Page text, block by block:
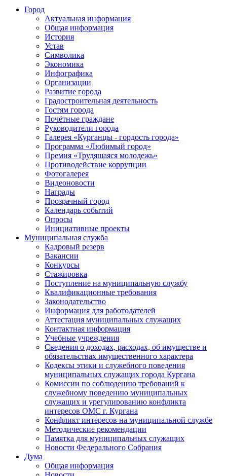
Город
Актуальная информация
Общая информация
История
Устав
Символика
Экономика
Инфографика
Организации
Развитие города
Градостроительная деятельность
Гостям города
Почётные граждане
Руководители города
Галерея «Курганцы - гордость города»
Программа «Любимый город»
Премия «Трудящаяся молодежь»
Противодействие коррупции
Фотогалерея
Видеоновости
Награды
Прозрачный город
Календарь событий
Опросы
Инициативные проекты
Муниципальная служба
Кадровый резерв
Вакансии
Конкурсы
Стажировка
Поступление на муниципальную службу
Квалификационные требования
Законодательство
Информация для работодателей
Аттестация муниципальных служащих
Контактная информация
Учебные учреждения
Сведения о доходах, расходах, об имуществе и
обязательствах имущественного характера
Кодексы этики и служебного поведения
муниципальных служащих города Кургана
Комиссии по соблюдению требований к
служебному поведению муниципальных
служащих и урегулированию конфликта
интересов ОМС г. Кургана
Конфликт интересов на муниципальной службе
Методические рекомендации
Памятка для муниципальных служащих
Новости Федерального Cобрания
Дума
Общая информация